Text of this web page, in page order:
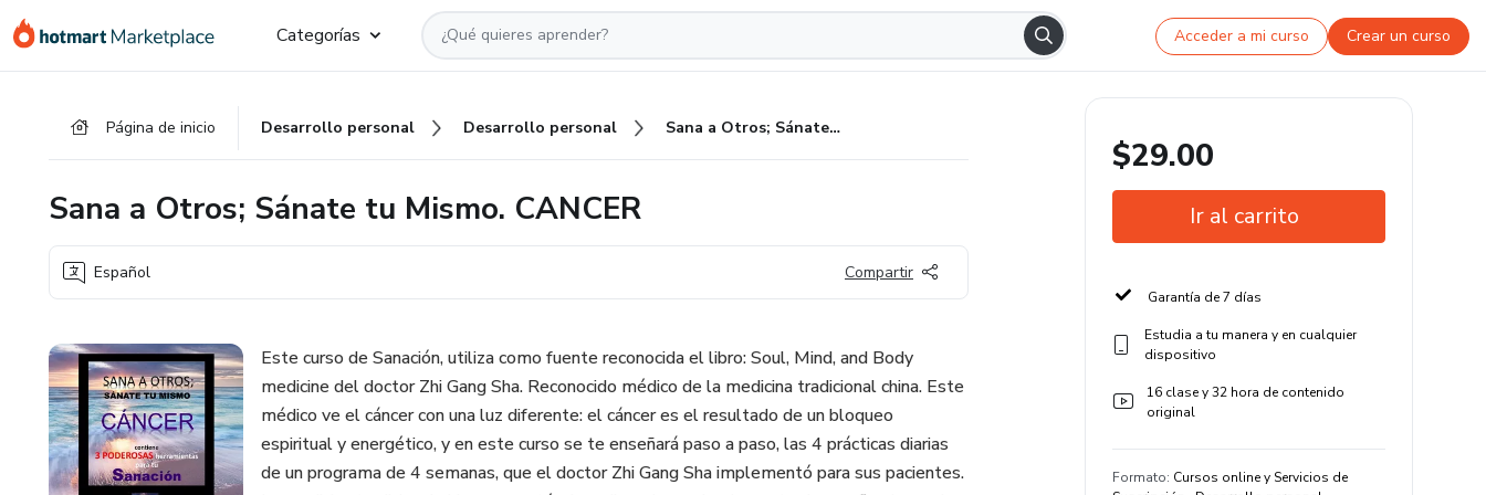
Categorías Acceder a mi curso Crear un curso
Página de inicio Desarrollo personal Desarrollo personal Sana a Otros; Sánate tu Mismo. CANCER
Sana a Otros; Sánate tu Mismo. CANCER
Español Compartir
Este curso de Sanación, utiliza como fuente reconocida el libro: Soul, Mind, and Body
medicine del doctor Zhi Gang Sha. Reconocido médico de la medicina tradicional china. Este
médico ve el cáncer con una luz diferente: el cáncer es el resultado de un bloqueo
espiritual y energético, y en este curso se te enseñará paso a paso, las 4 prácticas diarias
de un programa de 4 semanas, que el doctor Zhi Gang Sha implementó para sus pacientes.
$29.00
Ir al carrito
Garantía de 7 días
Estudia a tu manera y en cualquier
dispositivo
16 clase y 32 hora de contenido
original
Formato: Cursos online y Servicios de